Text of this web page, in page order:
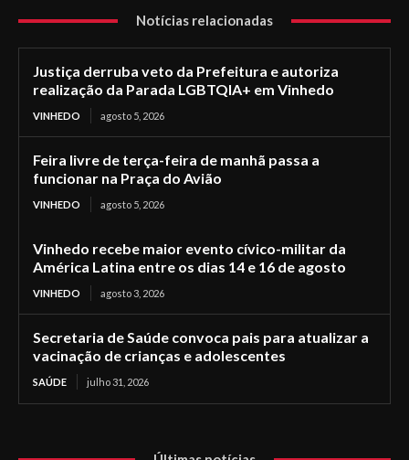
Notícias relacionadas
Justiça derruba veto da Prefeitura e autoriza
realização da Parada LGBTQIA+ em Vinhedo
VINHEDO agosto 5, 2026
Feira livre de terça-feira de manhã passa a
funcionar na Praça do Avião
VINHEDO agosto 5, 2026
Vinhedo recebe maior evento cívico-militar da
América Latina entre os dias 14 e 16 de agosto
VINHEDO agosto 3, 2026
Secretaria de Saúde convoca pais para atualizar a
vacinação de crianças e adolescentes
SAÚDE julho 31, 2026